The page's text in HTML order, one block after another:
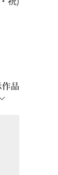
品